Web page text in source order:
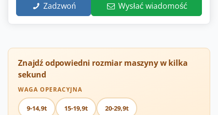
Zadzwoń Wysłać wiadomość
Znajdź odpowiedni rozmiar maszyny w kilka
sekund
WAGA OPERACYJNA
9-14,9t 15-19,9t 20-29,9t